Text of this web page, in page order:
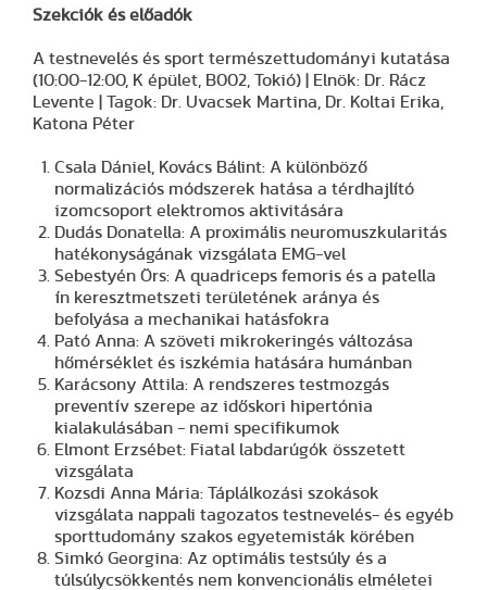
Szekciók és előadók
A testnevelés és sport természettudományi kutatása
(10:00-12:00, K épület, B002, Tokió) | Elnök: Dr. Rácz
Levente | Tagok: Dr. Uvacsek Martina, Dr. Koltai Erika,
Katona Péter
Csala Dániel, Kovács Bálint: A különböző
normalizációs módszerek hatása a térdhajlító
izomcsoport elektromos aktivitására
Dudás Donatella: A proximális neuromuszkularitás
hatékonyságának vizsgálata EMG-vel
Sebestyén Örs: A quadriceps femoris és a patella
ín keresztmetszeti területének aránya és
befolyása a mechanikai hatásfokra
Pató Anna: A szöveti mikrokeringés változása
hőmérséklet és iszkémia hatására humánban
Karácsony Attila: A rendszeres testmozgás
preventív szerepe az időskori hipertónia
kialakulásában - nemi specifikumok
Elmont Erzsébet: Fiatal labdarúgók összetett
vizsgálata
Kozsdi Anna Mária: Táplálkozási szokások
vizsgálata nappali tagozatos testnevelés- és egyéb
sporttudomány szakos egyetemisták körében
Simkó Georgina: Az optimális testsúly és a
túlsúlycsökkentés nem konvencionális elméletei